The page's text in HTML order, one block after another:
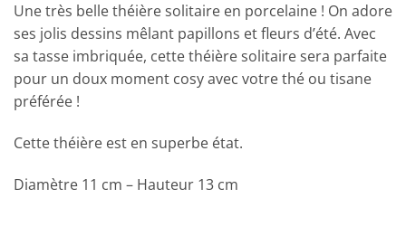
Une très belle théière solitaire en porcelaine ! On adore
ses jolis dessins mêlant papillons et fleurs d’été. Avec
sa tasse imbriquée, cette théière solitaire sera parfaite
pour un doux moment cosy avec votre thé ou tisane
préférée !
Cette théière est en superbe état.
Diamètre 11 cm – Hauteur 13 cm